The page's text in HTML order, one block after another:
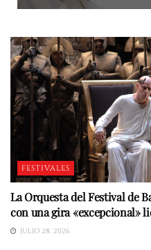
FESTIVALES
La Orquesta del Festival de
con una gira «excepcional»
JULIO 28, 2026